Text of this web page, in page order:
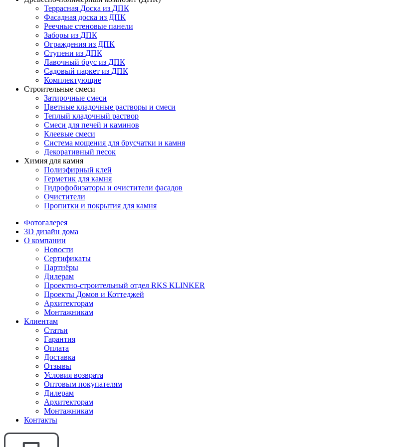
Террасная Доска из ДПК
Фасадная доска из ДПК
Реечные стеновые панели
Заборы из ДПК
Ограждения из ДПК
Ступени из ДПК
Лавочный брус из ДПК
Садовый паркет из ДПК
Комплектующие
Строительные смеси
Затирочные смеси
Цветные кладочные растворы и смеси
Теплый кладочный раствор
Смеси для печей и каминов
Клеевые смеси
Система мощения для брусчатки и камня
Декоративный песок
Химия для камня
Полиэфирный клей
Герметик для камня
Гидрофобизаторы и очистители фасадов
Очистители
Пропитки и покрытия для камня
Фотогалерея
3D дизайн дома
О компании
Новости
Сертификаты
Партнёры
Дилерам
Проектно-строительный отдел RKS KLINKER
Проекты Домов и Коттеджей
Архитекторам
Монтажникам
Клиентам
Статьи
Гарантия
Оплата
Доставка
Отзывы
Условия возврата
Оптовым покупателям
Дилерам
Архитекторам
Монтажникам
Контакты